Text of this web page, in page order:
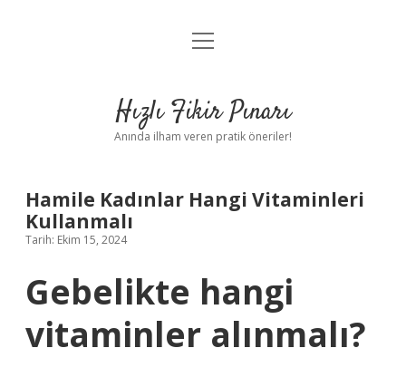
Anasayfa
Yasal Uyarı
menüyü
Hızlı Fikir Pınarı
Anında ilham veren pratik öneriler!
Hamile Kadınlar Hangi Vitaminleri
Kullanmalı
Tarih: Ekim 15, 2024
Gebelikte hangi
vitaminler alınmalı?